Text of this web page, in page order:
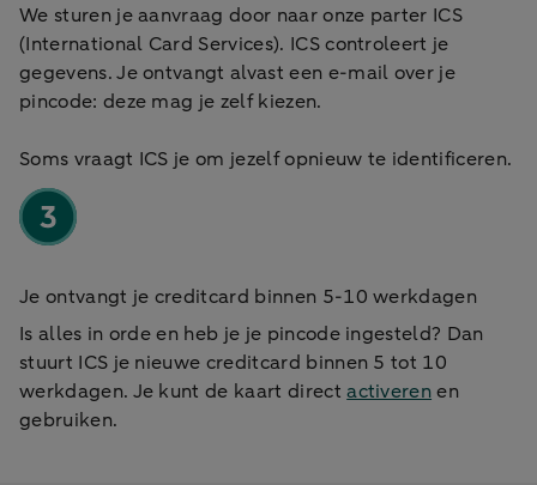
We sturen je aanvraag door naar onze parter ICS
(International Card Services). ICS controleert je
gegevens. Je ontvangt alvast een e-mail over je
pincode: deze mag je zelf kiezen.
Soms vraagt ICS je om jezelf opnieuw te identificeren.
Je ontvangt je creditcard binnen 5-10 werkdagen
Is alles in orde en heb je je pincode ingesteld? Dan
stuurt ICS je nieuwe creditcard binnen 5 tot 10
werkdagen. Je kunt de kaart directactiverenen
gebruiken.